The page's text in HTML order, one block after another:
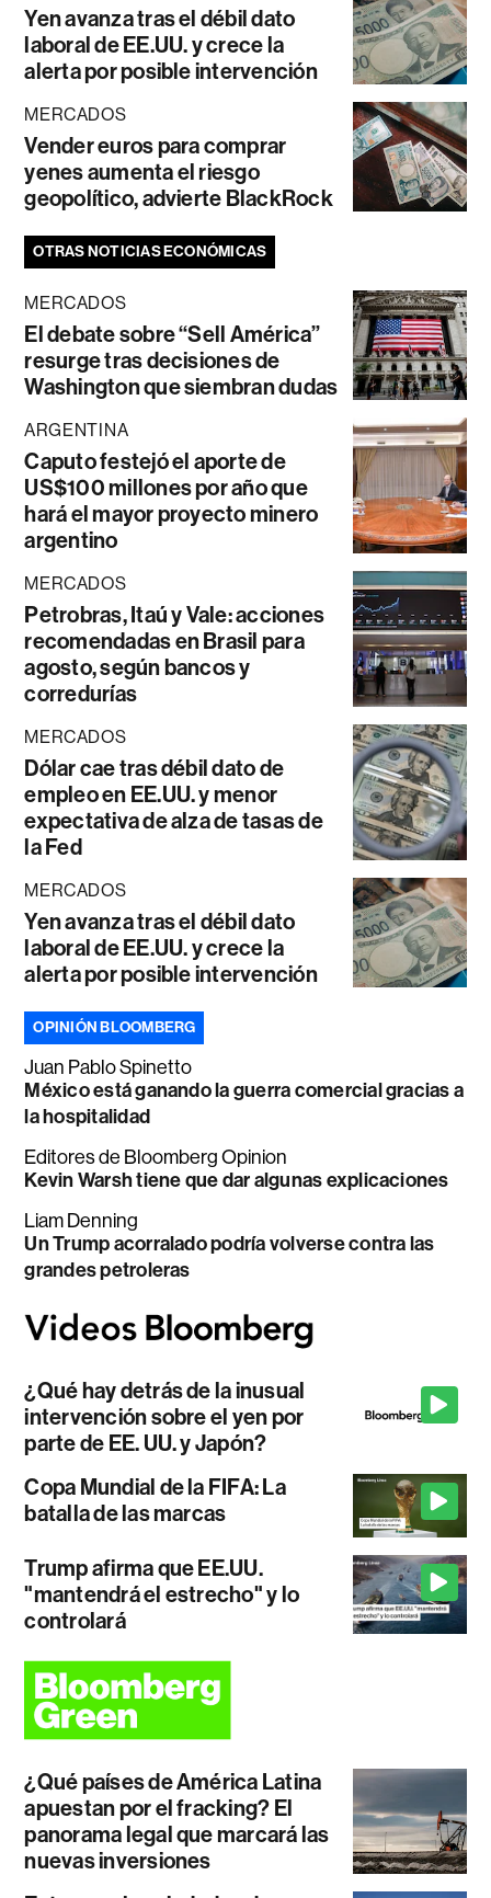
Yen avanza tras el débil dato
laboral de EE.UU. y crece la
alerta por posible intervención
MERCADOS
Vender euros para comprar
yenes aumenta el riesgo
geopolítico, advierte BlackRock
OTRAS NOTICIAS ECONÓMICAS
MERCADOS
El debate sobre “Sell América”
resurge tras decisiones de
Washington que siembran dudas
ARGENTINA
Caputo festejó el aporte de
US$100 millones por año que
hará el mayor proyecto minero
argentino
MERCADOS
Petrobras, Itaú y Vale: acciones
recomendadas en Brasil para
agosto, según bancos y
corredurías
MERCADOS
Dólar cae tras débil dato de
empleo en EE.UU. y menor
expectativa de alza de tasas de
la Fed
MERCADOS
Yen avanza tras el débil dato
laboral de EE.UU. y crece la
alerta por posible intervención
OPINIÓN BLOOMBERG
Juan Pablo Spinetto
México está ganando la guerra comercial gracias a
la hospitalidad
Editores de Bloomberg Opinion
Kevin Warsh tiene que dar algunas explicaciones
Liam Denning
Un Trump acorralado podría volverse contra las
grandes petroleras
¿Qué hay detrás de la inusual
intervención sobre el yen por
parte de EE. UU. y Japón?
Copa Mundial de la FIFA: La
batalla de las marcas
Trump afirma que EE.UU.
"mantendrá el estrecho" y lo
controlará
¿Qué países de América Latina
apuestan por el fracking? El
panorama legal que marcará las
nuevas inversiones